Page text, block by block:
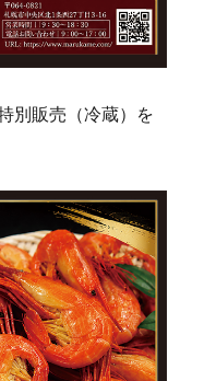
別販売（冷蔵）を